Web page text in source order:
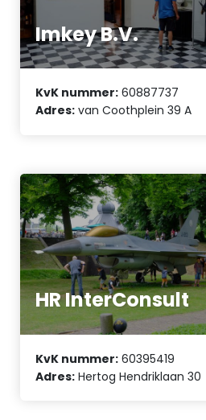
Imkey B.V.
KvK nummer: 60887737
Adres: van Coothplein 39 A
HR InterConsult
KvK nummer: 60395419
Adres: Hertog Hendriklaan 30